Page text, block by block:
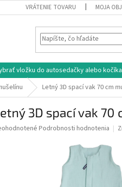
VRÁTENIE TOVARU MOJA
vložku do autosedačky alebo kočíka
Letný 3D spací vak 70 cm
3D spací vak
Podrobnosti hodnotenia